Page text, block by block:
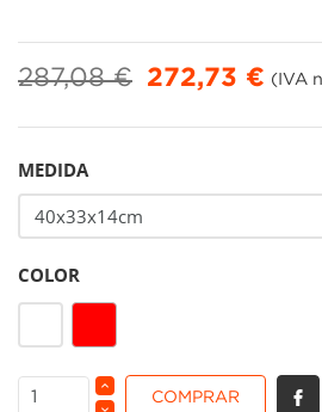
287,08 € 272,73 € (IVA
MEDIDA
COLOR
COMPRAR